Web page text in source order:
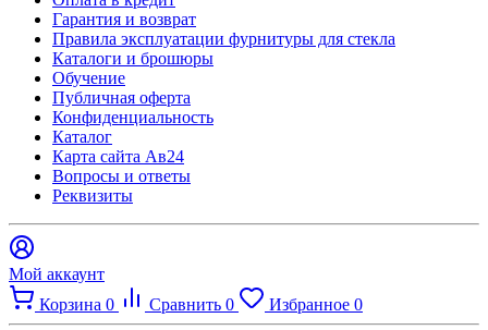
Гарантия и возврат
Правила эксплуатации фурнитуры для стекла
Каталоги и брошюры
Обучение
Публичная оферта
Конфиденциальность
Каталог
Карта сайта Ав24
Вопросы и ответы
Реквизиты
Мой аккаунт
Корзина 0 Сравнить 0 Избранное 0